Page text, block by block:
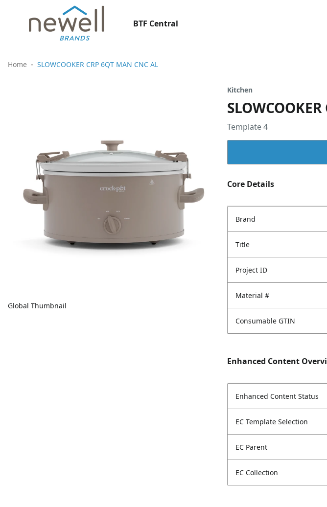
BTF Central
Home SLOWCOOKER CRP 6QT MAN CNC AL
Global Thumbnail
Kitchen
Template 4
Core Details
Brand
Title
Project ID
Material #
Consumable GTIN
Enhanced Content
Enhanced Content Status
EC Template Selection
EC Parent
EC Collection